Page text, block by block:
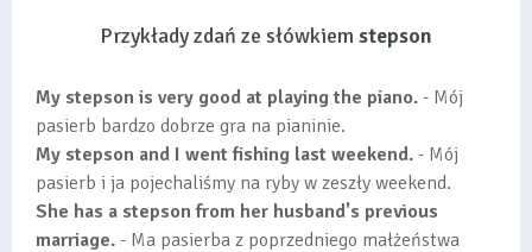
Przykłady zdań ze słówkiem stepson
My stepson is very good at playing the piano. - Mój
pasierb bardzo dobrze gra na pianinie.
My stepson and I went fishing last weekend. - Mój
pasierb i ja pojechaliśmy na ryby w zeszły weekend.
She has a stepson from her husband's previous
marriage. - Ma pasierba z poprzedniego małżeństwa